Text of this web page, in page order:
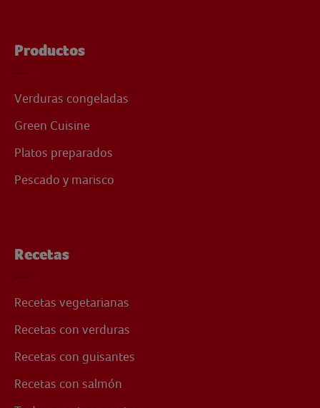
Productos
Verduras congeladas
Green Cuisine
Platos preparados
Pescado y marisco
Recetas
Recetas vegetarianas
Recetas con verduras
Recetas con guisantes
Recetas con salmón